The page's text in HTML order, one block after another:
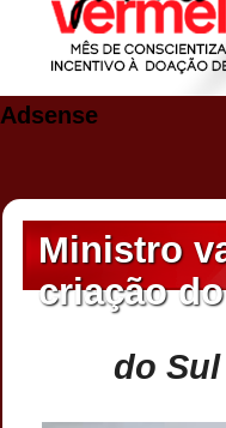
Adsense
Ministro
criação
do